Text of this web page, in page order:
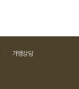
가맹상담